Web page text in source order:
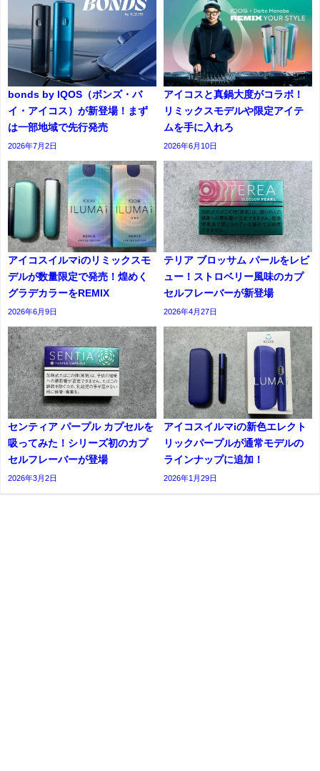
bonds by IQOS（ボンズ・バ
イ・アイコス）が新登場！まず
は一部地域で先行発売
2026年7月2日
アイコスと真鍋大度がコラボ！
リミックスモデルや限定アイテ
ムを手に入れろ
2026年6月10日
アイコスイルマiのリミックスモ
デルが数量限定で発売！煌めく
グラデカラーをREMIX
2026年6月9日
テリア ブロッサム パールをレビ
ュー！ストロベリー風味のカプ
セルフレーバーが新登場
2026年4月27日
センティア パープル カプセルを
吸ってみた！シリーズ初のカプ
セルフレーバーが登場
2026年3月2日
アイコスイルマiの新色エレクト
リックパープルが通常モデルの
ラインナップに追加！
2026年1月29日